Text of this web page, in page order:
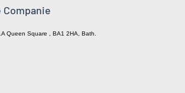
Companie
Queen Square , BA1 2HA, Bath.